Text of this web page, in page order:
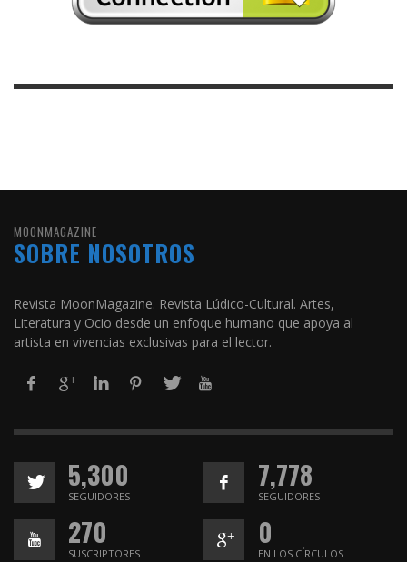
MOONMAGAZINE
SOBRE NOSOTROS
Revista MoonMagazine. Revista Lúdico-Cultural. Artes,
Literatura y Ocio desde un enfoque humano que apoya al
artista en vivencias exclusivas para el lector.
5,300
SEGUIDORES
7,778
SEGUIDORES
270
SUSCRIPTORES
0
EN LOS CÍRCULOS